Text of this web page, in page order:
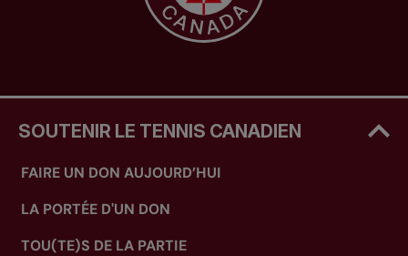
SOUTENIR LE TENNIS CANADIEN
FAIRE UN DON AUJOURD’HUI
LA PORTÉE D'UN DON
TOU(TE)S DE LA PARTIE